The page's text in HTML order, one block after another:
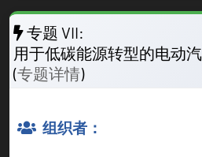
专题 VII:
用于低碳能源转型的电动
(专题详情)
组织者：